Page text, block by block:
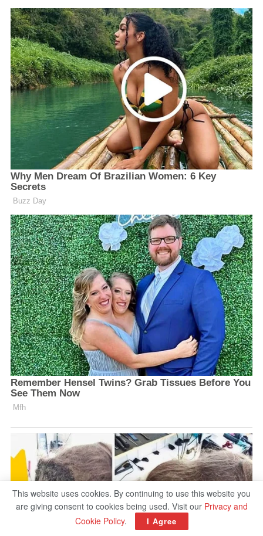
This website uses cookies. By continuing to use this website you
are giving consent to cookies being used. Visit our Privacy and
Cookie Policy. I Agree